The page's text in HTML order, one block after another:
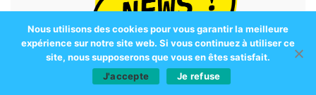
Nous utilisons des cookies pour vous garantir la meilleure
expérience sur notre site web. Si vous continuez à utiliser ce
site, nous supposerons que vous en êtes satisfait.
J'accepte
Je refuse